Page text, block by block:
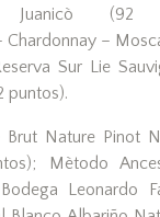
Juanicò (92
Chardonnay –
Sur Lie
puntos).
Brut Nature Pinot
Mètodo
Leonardo